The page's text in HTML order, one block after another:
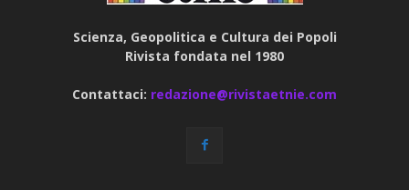
Scienza, Geopolitica e Cultura dei Popoli
Rivista fondata nel 1980
Contattaci: redazione@rivistaetnie.com